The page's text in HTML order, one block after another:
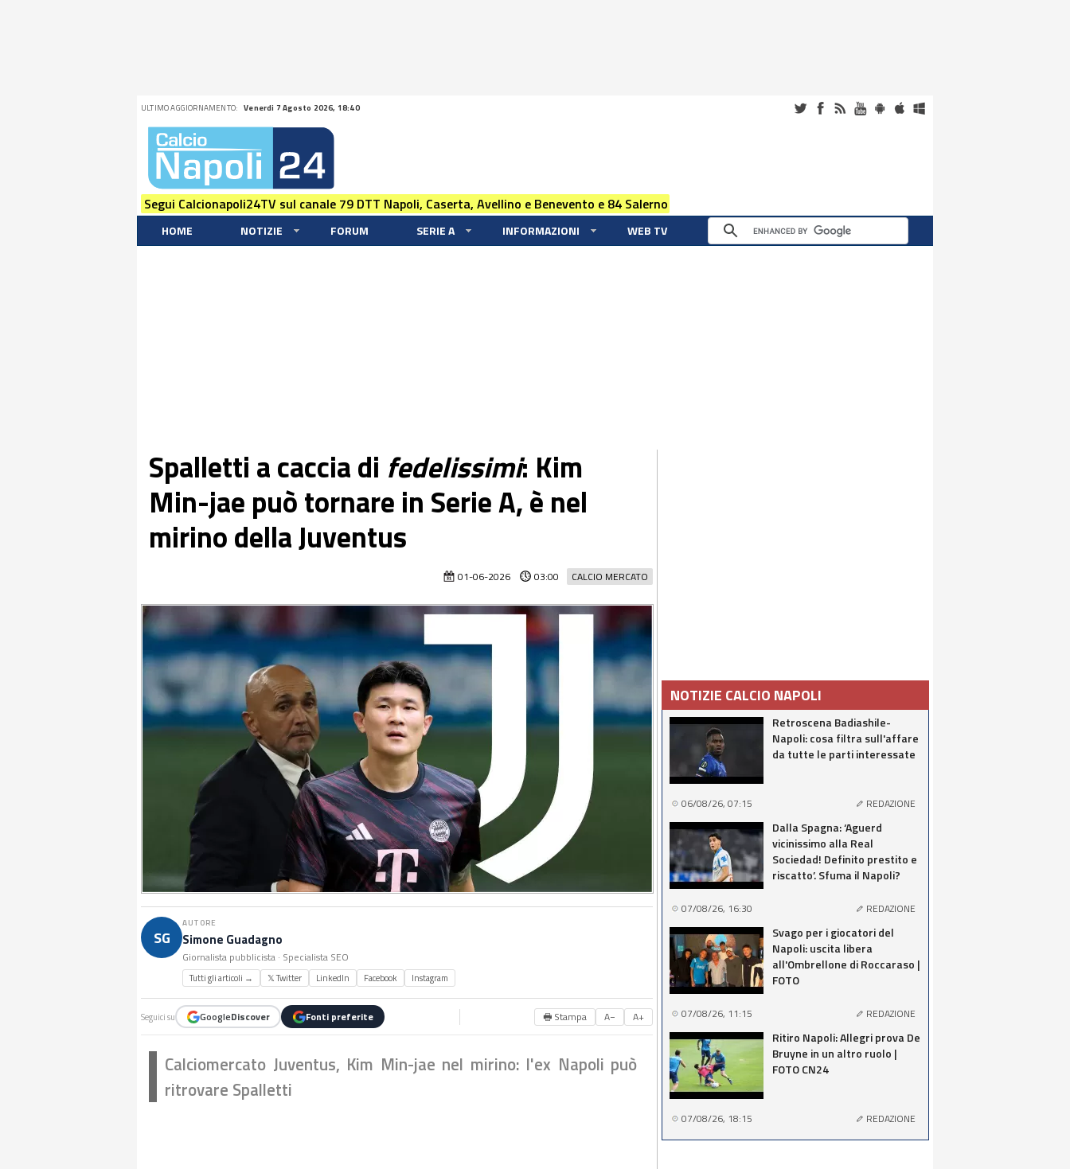
ULTIMO AGGIORNAMENTO: Venerdi 7 Agosto 2026, 18:40
Segui Calcionapoli24TV sul canale 79 DTT Napoli, Caserta, Avellino e Benevento e 84 Salerno
HOME NOTIZIE FORUM SERIE A INFORMAZIONI WEB TV
Spalletti a caccia di fedelissimi: Kim
Min-jae può tornare in Serie A, è nel
mirino della Juventus
CALCIO MERCATO
01-06-2026 03:00
SG
AUTORE
Simone Guadagno
Giornalista pubblicista · Specialista SEO
Tutti gli articoli → 𝕏 Twitter LinkedIn Facebook Instagram
Seguici su GoogleDiscover Fonti preferite 🖶 Stampa A− A+
Calciomercato Juventus, Kim Min-jae nel mirino: l'ex Napoli può
ritrovare Spalletti
NOTIZIE CALCIO NAPOLI
Retroscena Badiashile-
Napoli: cosa filtra sull'affare
da tutte le parti interessate
06/08/26, 07:15 REDAZIONE
Dalla Spagna: ‘Aguerd
vicinissimo alla Real
Sociedad! Definito prestito e
riscatto’. Sfuma il Napoli?
07/08/26, 16:30 REDAZIONE
Svago per i giocatori del
Napoli: uscita libera
all'Ombrellone di Roccaraso |
FOTO
07/08/26, 11:15 REDAZIONE
Ritiro Napoli: Allegri prova De
Bruyne in un altro ruolo |
FOTO CN24
07/08/26, 18:15 REDAZIONE